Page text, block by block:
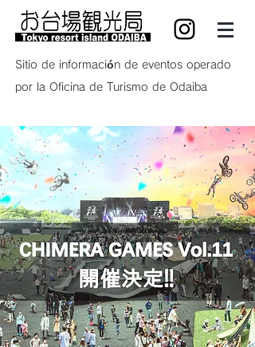
Sitio de información de eventos operado
por la Oficina de Turismo de Odaiba